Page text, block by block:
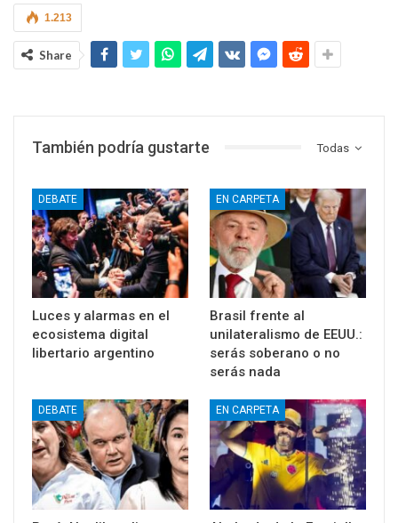
1.213
Share
Todas
También podría gustarte
DEBATE
Luces y alarmas en el
ecosistema digital
libertario argentino
EN CARPETA
Brasil frente al
unilateralismo de EEUU.:
serás soberano o no
serás nada
DEBATE EN CARPETA